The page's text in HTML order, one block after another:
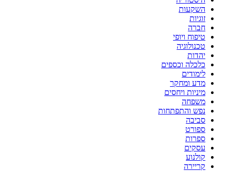
השקעות
זוגיות
חברה
טיפוח ויופי
טכנולוגיה
יהדות
כלכלה וכספים
לימודים
מדע ומחקר
מיניות ויחסים
משפחה
נפש והתפתחות
סביבה
ספורט
ספרות
עסקים
קולנוע
קריירה